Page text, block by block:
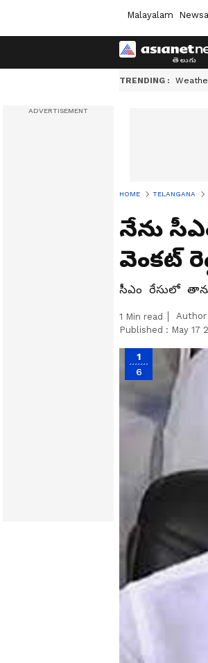
Malayalam
TRENDING :
HOME TELANGANA
నేను
వెంకట్
సీఎం రేసులో
1 Min read Author
Published : May 17
1
6